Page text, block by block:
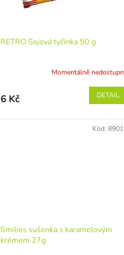
RETRO Sojová tyčinka 50 g
Momentálně
6 Kč DETAIL
Smilies sušenka s karamelovým
krémem 27g
Kód: